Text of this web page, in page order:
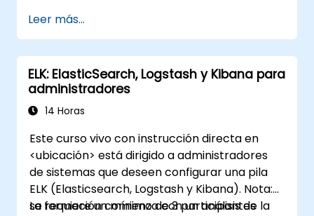
progreso.
Leer más...
ELK: ElasticSearch, Logstash y Kibana para
administradores
14 Horas
Este curso vivo con instrucción directa en
<ubicación> está dirigido a administradores
de sistemas que deseen configurar una pila
ELK (Elasticsearch, Logstash y Kibana). Nota:
se requiere un mínimo de 3 participantes
La formación comienza con un análisis de la